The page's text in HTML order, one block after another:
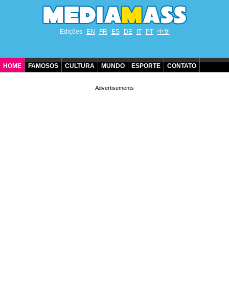
Edições EN FR ES DE IT PT 中文
HOME FAMOSOS CULTURA MUNDO ESPORTE CONTATO